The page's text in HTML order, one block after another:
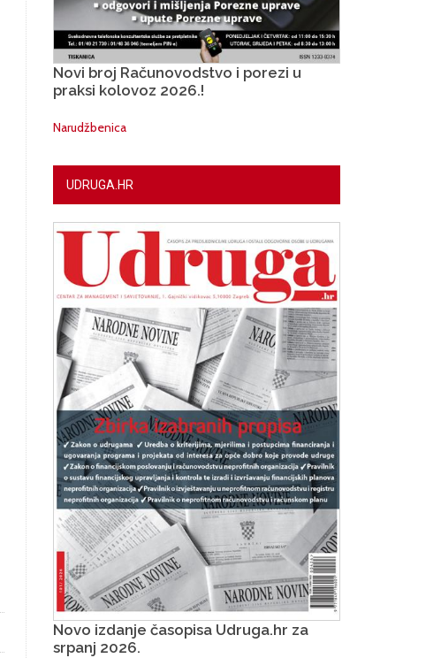
Novi broj Računovodstvo i porezi u
praksi kolovoz 2026.!
Narudžbenica
UDRUGA.HR
Novo izdanje časopisa Udruga.hr za
srpanj 2026.